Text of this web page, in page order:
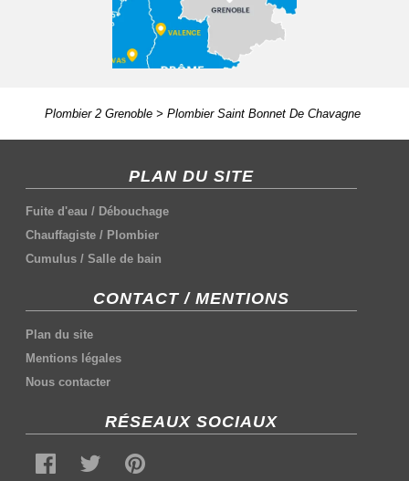
Plombier 2 Grenoble> Plombier Saint Bonnet De Chavagne
PLAN DU SITE
Fuite d'eau / Débouchage
Chauffagiste / Plombier
Cumulus /Salle de bain
CONTACT / MENTIONS
Plan du site
Mentions légales
Nous contacter
RÉSEAUX SOCIAUX